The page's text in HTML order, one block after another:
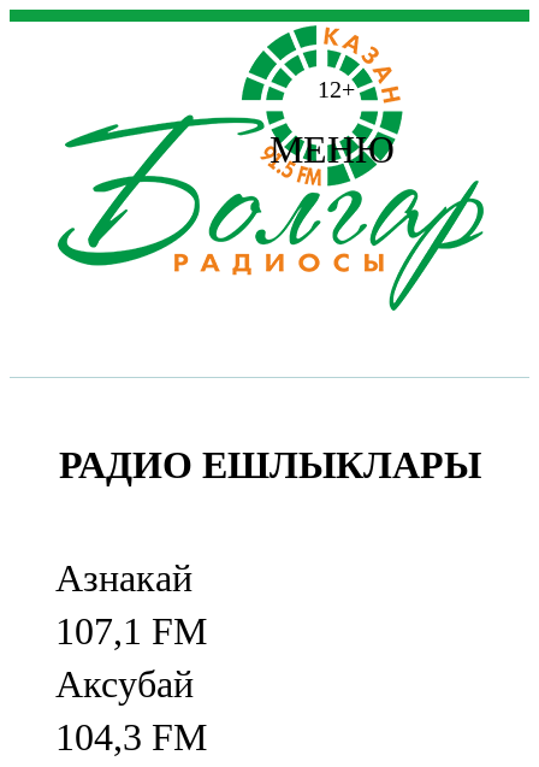
12+
МЕНЮ
РАДИО ЕШЛЫКЛАРЫ
Азнакай
107,1 FM
Аксубай
104,3 FM